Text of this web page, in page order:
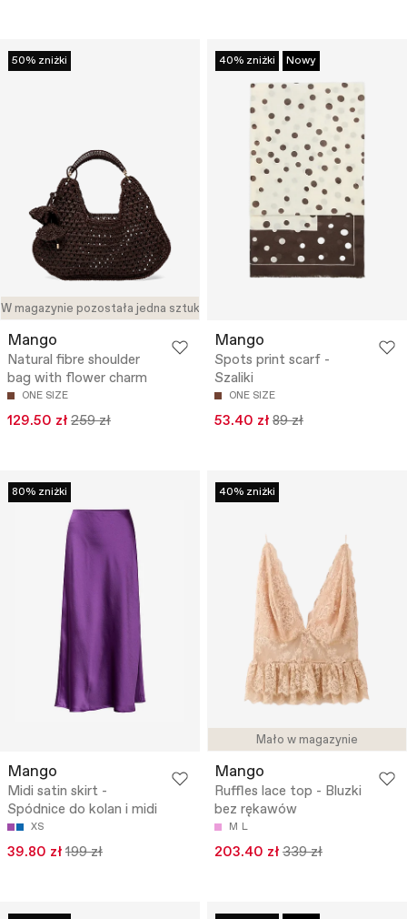
W magazynie pozostała jedna sztuka
50% zniżki
Mango
Natural fibre shoulder
bag with flower charm
ONE SIZE
129.50 zł 259 zł
40% zniżki Nowy
Mango
Spots print scarf -
Szaliki
ONE SIZE
53.40 zł 89 zł
80% zniżki
Mango
Midi satin skirt -
Spódnice do kolan i midi
XS
39.80 zł 199 zł
Mało w magazynie
40% zniżki
Mango
Ruffles lace top - Bluzki
bez rękawów
M L
203.40 zł 339 zł